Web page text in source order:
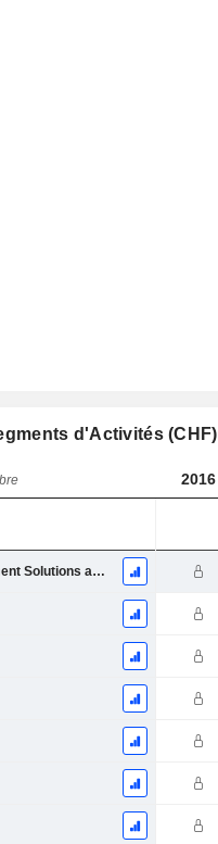
d'Activités (CHF)
2016
Investment Management Solutions and Products